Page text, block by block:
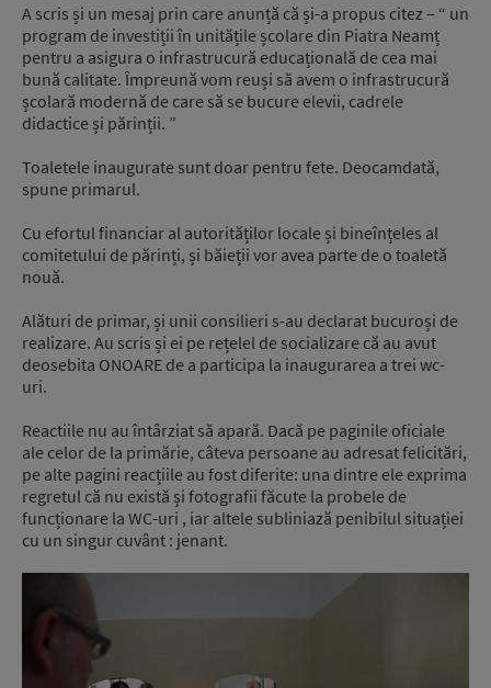
A scris și un mesaj prin care anunță că și-a propus citez – “ un
program de investiții în unitățile școlare din Piatra Neamț
pentru a asigura o infrastrucură educațională de cea mai
bună calitate. Împreună vom reuși să avem o infrastrucură
școlară modernă de care să se bucure elevii, cadrele
didactice și părinții. ”
Toaletele inaugurate sunt doar pentru fete. Deocamdată,
spune primarul.
Cu efortul financiar al autorităților locale și bineînțeles al
comitetului de părinți, și băieții vor avea parte de o toaletă
nouă.
Alături de primar, și unii consilieri s-au declarat bucuroși de
realizare. Au scris și ei pe rețelel de socializare că au avut
deosebita ONOARE de a participa la inaugurarea a trei wc-
uri.
Reactiile nu au întârziat să apară. Dacă pe paginile oficiale
ale celor de la primărie, câteva persoane au adresat felicitări,
pe alte pagini reacțiile au fost diferite: una dintre ele exprima
regretul că nu există și fotografii făcute la probele de
funcționare la WC-uri , iar altele subliniază penibilul situației
cu un singur cuvânt : jenant.